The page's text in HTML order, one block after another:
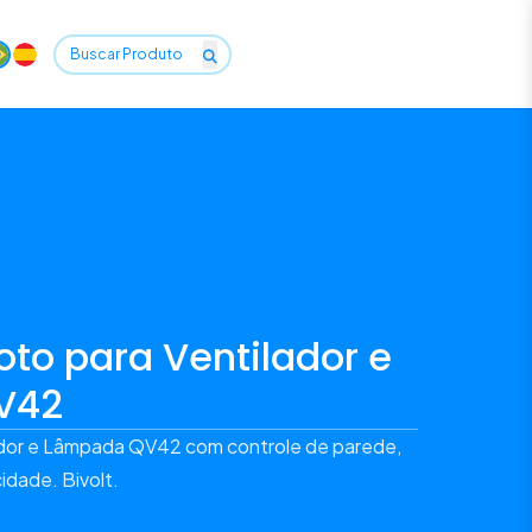
para Ventilador e
e Lâmpada QV42 com controle de parede,
Bivolt.